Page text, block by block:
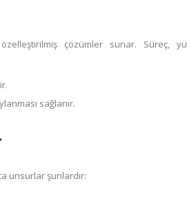
çözümler sunar. Süreç,
sağlanır.
unsurlar şunlardır: